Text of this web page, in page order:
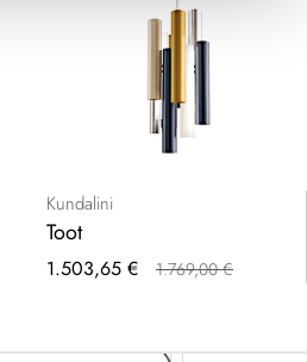
Kundalini
Toot
Prezzo
1.503,65 € 1.769,00 €